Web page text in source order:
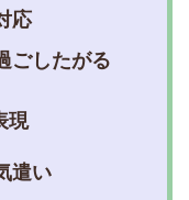
応
ごしたがる
現
遣い